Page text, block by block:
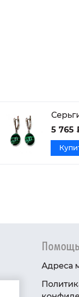
5 765
Помощь
Адреса